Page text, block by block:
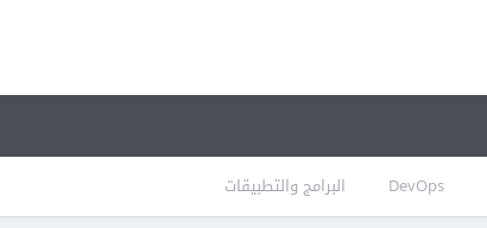
DevOps البرامج والتطبيقات